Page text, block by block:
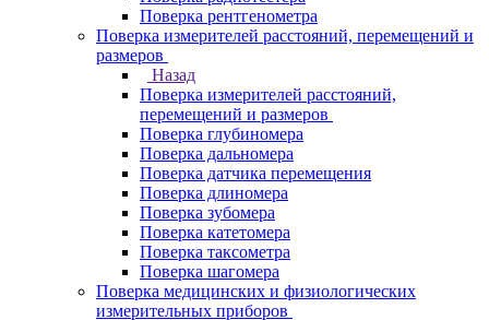
Поверка рентгенометра
Поверка измерителей расстояний, перемещений и
размеров
Назад
Поверка измерителей расстояний,
перемещений и размеров
Поверка глубиномера
Поверка дальномера
Поверка датчика перемещения
Поверка длиномера
Поверка зубомера
Поверка катетомера
Поверка таксометра
Поверка шагомера
Поверка медицинских и физиологических
измерительных приборов